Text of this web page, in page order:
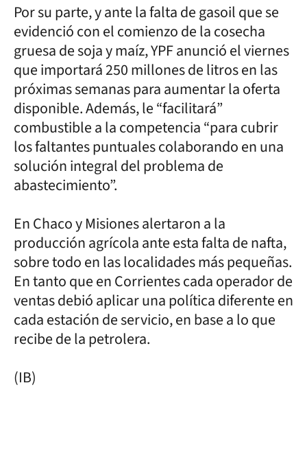
Por su parte, y ante la falta de gasoil que se
evidenció con el comienzo de la cosecha
gruesa de soja y maíz, YPF anunció el viernes
que importará 250 millones de litros en las
próximas semanas para aumentar la oferta
disponible. Además, le “facilitará”
combustible a la competencia “para cubrir
los faltantes puntuales colaborando en una
solución integral del problema de
abastecimiento”.
En Chaco y Misiones alertaron a la
producción agrícola ante esta falta de nafta,
sobre todo en las localidades más pequeñas.
En tanto que en Corrientes cada operador de
ventas debió aplicar una política diferente en
cada estación de servicio, en base a lo que
recibe de la petrolera.
(IB)